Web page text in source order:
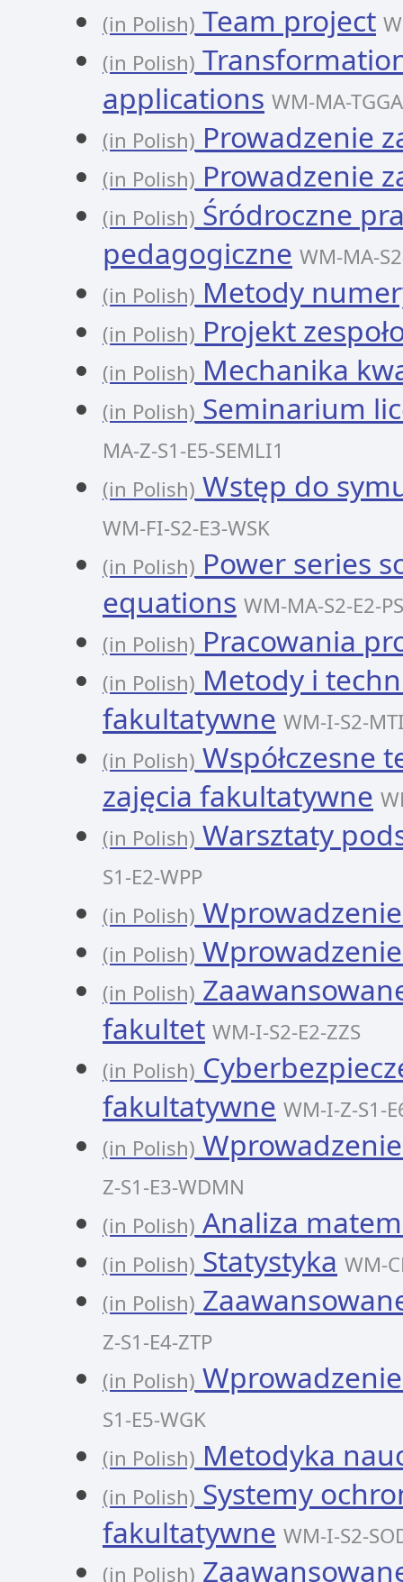
(in Polish) Team project
(in Polish)
applications WM-MA-
(in Polish) Prowadzenie
(in Polish) Prowadzenie
(in Polish) Śródroczne
pedagogiczne WM-MA-
(in Polish) Metody
(in Polish) Projekt
(in Polish) Mechanika
(in Polish) Seminarium
MA-Z-S1-E5-SEMLI1
(in Polish) Wstęp do
WM-FI-S2-E3-WSK
(in Polish) Power series
equations WM-MA-S2-E2-
(in Polish) Pracowania
(in Polish) Metody i
fakultatywne WM-I-S2-
(in Polish) Współczesne
zajęcia fakultatywne
(in Polish) Warsztaty
S1-E2-WPP
(in Polish)
(in Polish)
(in Polish)
fakultet WM-I-S2-E2-ZZS
(in Polish)
fakultatywne WM-I-Z-S1-
(in Polish)
Z-S1-E3-WDMN
(in Polish) Analiza
(in Polish) Statystyka WM-
(in Polish)
Z-S1-E4-ZTP
(in Polish)
S1-E5-WGK
(in Polish) Metodyka
(in Polish) Systemy
fakultatywne WM-I-S2-
(in Polish)